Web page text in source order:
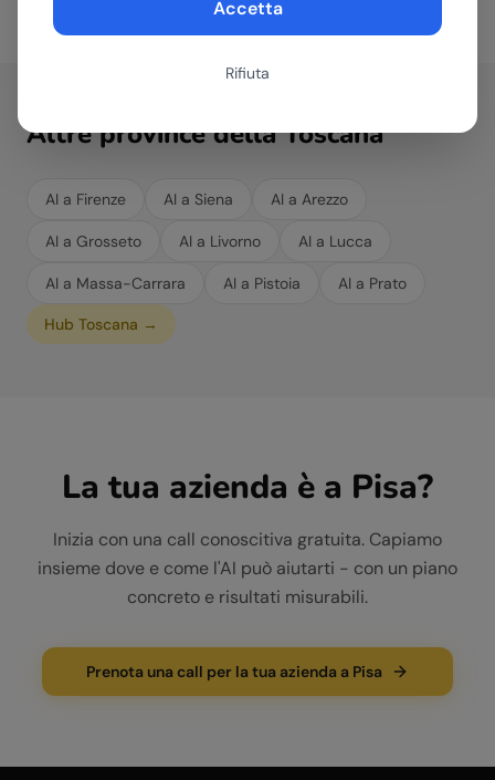
Accetta
Rifiuta
Altre province dellaToscana
AI a Firenze AI a Siena AI a Arezzo
AI a Grosseto AI a Livorno AI a Lucca
AI a Massa-Carrara AI a Pistoia AI a Prato
Hub Toscana →
La tua azienda è a Pisa?
Inizia con una call conoscitiva gratuita. Capiamo
insieme dove e come l'AI può aiutarti - con un piano
concreto e risultati misurabili.
Prenota una call per la tua azienda a Pisa